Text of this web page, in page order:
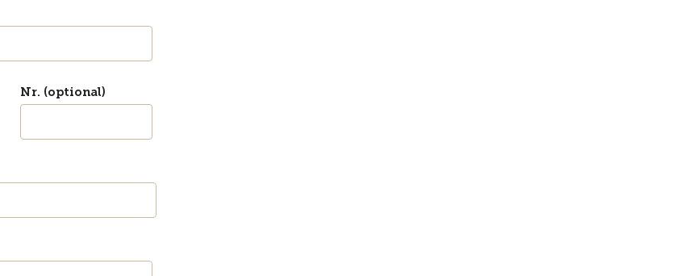
Nr. (optional)